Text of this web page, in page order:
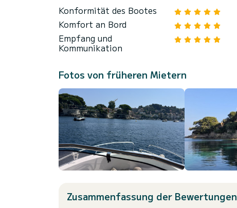
Konformität des Bootes
Komfort an Bord
Empfang und
Kommunikation
Fotos von früheren Mietern
Zusammenfassung der Bewertungen